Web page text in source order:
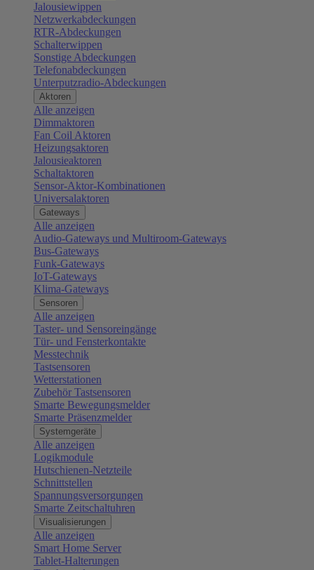
Jalousiewippen
Netzwerkabdeckungen
RTR-Abdeckungen
Schalterwippen
Sonstige Abdeckungen
Telefonabdeckungen
Unterputzradio-Abdeckungen
Aktoren
Alle anzeigen
Dimmaktoren
Fan Coil Aktoren
Heizungsaktoren
Jalousieaktoren
Schaltaktoren
Sensor-Aktor-Kombinationen
Universalaktoren
Gateways
Alle anzeigen
Audio-Gateways und Multiroom-Gateways
Bus-Gateways
Funk-Gateways
IoT-Gateways
Klima-Gateways
Sensoren
Alle anzeigen
Taster- und Sensoreingänge
Tür- und Fensterkontakte
Messtechnik
Tastsensoren
Wetterstationen
Zubehör Tastsensoren
Smarte Bewegungsmelder
Smarte Präsenzmelder
Systemgeräte
Alle anzeigen
Logikmodule
Hutschienen-Netzteile
Schnittstellen
Spannungsversorgungen
Smarte Zeitschaltuhren
Visualisierungen
Alle anzeigen
Smart Home Server
Tablet-Halterungen